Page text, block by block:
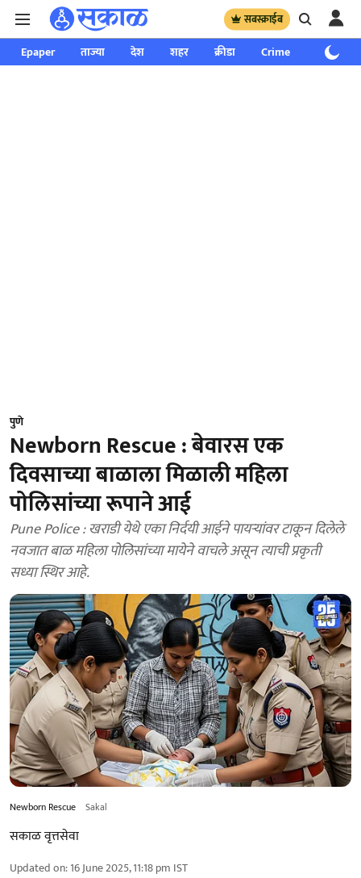
सबस्क्राईब
Epaper ताज्या देश शहर क्रीडा Crime साप्ताहिक
पुणे
Newborn Rescue : बेवारस एक
दिवसाच्या बाळाला मिळाली महिला
पोलिसांच्या रूपाने आई
Pune Police : खराडी येथे एका निर्दयी आईने पायऱ्यांवर टाकून दिलेले
नवजात बाळ महिला पोलिसांच्या मायेने वाचले असून त्याची प्रकृती
सध्या स्थिर आहे.
Newborn Rescue Sakal
सकाळ वृत्तसेवा
Updated on:16 June 2025, 11:18 pm IST